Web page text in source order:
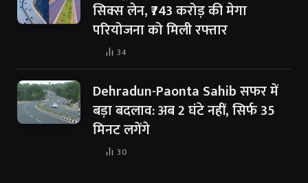
सिक्स लेन, ₹743 करोड़ की मेगा
परियोजना को मिली रफ्तार
34
Dehradun-Paonta Sahib सफर में
बड़ा बदलाव: अब 2 घंटे नहीं, सिर्फ 35
मिनट लगेंगे
30